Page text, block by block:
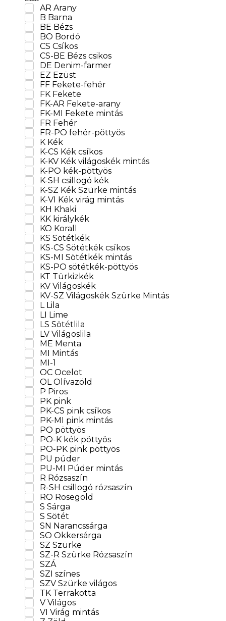
BE Bézs
BO Bordó
CS Csíkos
CS-BE Bézs csikos
DE Denim-farmer
EZ Ezüst
FF Fekete-fehér
FK Fekete
FK-AR Fekete-arany
FK-MI Fekete mintás
FR Fehér
FR-PO fehér-pöttyös
K Kék
K-CS Kék csíkos
K-KV Kék világoskék mintás
K-PO kék-pöttyös
K-SH csillogó kék
K-SZ Kék Szürke mintás
K-VI Kék virág mintás
KH Khaki
KK királykék
KO Korall
KS Sötétkék
KS-CS Sötétkék csíkos
KS-MI Sötétkék mintás
KS-PO sötétkék-pöttyös
KT Türkizkék
KV Világoskék
KV-SZ Világoskék Szürke Mintás
L Lila
LI Lime
LS Sötétlila
LV Világoslila
ME Menta
MI Mintás
MI-1
OC Ocelot
OL Olívazöld
P Piros
PK pink
PK-CS pink csíkos
PK-MI pink mintás
PO pöttyös
PO-K kék pöttyös
PO-PK pink pöttyös
PU púder
PU-MI Púder mintás
R Rózsaszín
R-SH csillogó rózsaszín
RO Rosegold
S Sárga
S Sötét
SN Narancssárga
SO Okkersárga
SZ Szürke
SZ-R Szürke Rózsaszín
SZÁ
SZI színes
SZV Szürke világos
TK Terrakotta
V Világos
VI Virág mintás
Z Zöld
ZS Sötétzöld